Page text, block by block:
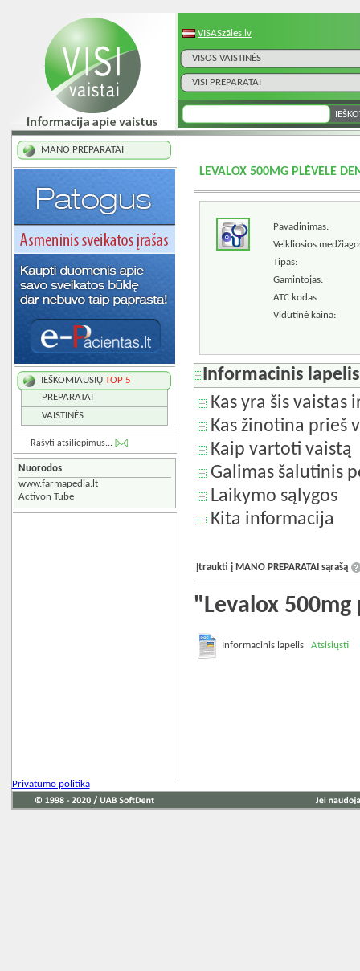
VISASzāles.lv
VISOS VAISTINĖS
VISI PREPARATAI
MANO PREPARATAI
IEŠKOMIAUSIŲ TOP 5
PREPARATAI
VAISTINĖS
Rašyti atsiliepimus...
Nuorodos
www.farmapedia.lt
Activon Tube
LEVALOX 500MG PLĖVELE
Pavadinimas:
Veikliosios
Tipas:
Gamintojas:
ATC kodas
Vidutinė kaina:
Informacinis lapelis
Kas yra šis vaistas
Kas žinotina prieš
Kaip vartoti vaistą
Galimas šalutinis
Laikymo sąlygos
Kita informacija
Įtraukti į MANO PREPARATAI sąrašą
"Levalox
Informacinis lapelisAtsisiųsti
Privatumo politika